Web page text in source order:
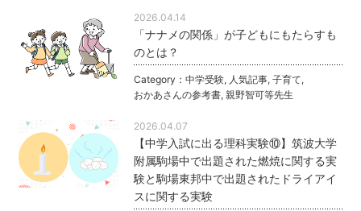
2026.04.14
「ナナメの関係」が子どもにもたらすも
のとは？
Category：中学受験, 人気記事,子育て,
おかあさんの参考書,親野智可等先生
2026.04.07
【中学入試に出る理科実験⑩】筑波大学
附属駒場中で出題された燃焼に関する実
験と駒場東邦中で出題されたドライアイ
スに関する実験